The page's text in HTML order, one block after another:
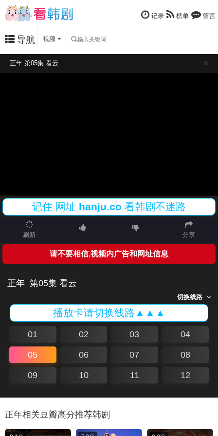
记录 榜单 留言
导航 视频
正年 第05集 看云
记住 网址 hanju.co 看韩剧不迷路
刷新 分享
请不要相信,视频内广告和网址信息
正年 第05集 看云
切换线路
播放卡请切换线路▲▲▲
01 02 03 04
05 06 07 08
09 10 11 12
正年相关豆瓣高分推荐韩剧